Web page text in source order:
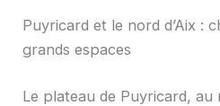
Puyricard et le nord d’Aix :
grands espaces
Le plateau de Puyricard, au